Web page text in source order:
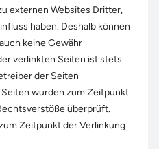
externen Websites Dritter,
haben. Deshalb können
keine Gewähr
verlinkten Seiten ist stets
der Seiten
wurden zum Zeitpunkt
überprüft.
Zeitpunkt der Verlinkung